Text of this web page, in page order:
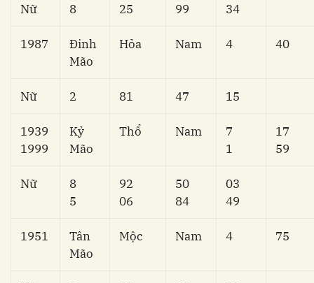
Nữ 8 25 99 34
1987
Đinh
Mão
Hỏa Nam 4 40
Nữ 2 81 47 15
1939
1999
Kỷ
Mão
Thổ Nam
7
1
17
59
Nữ
8
5
92
06
50
84
03
49
1951
Tân
Mão
Mộc Nam 4 75